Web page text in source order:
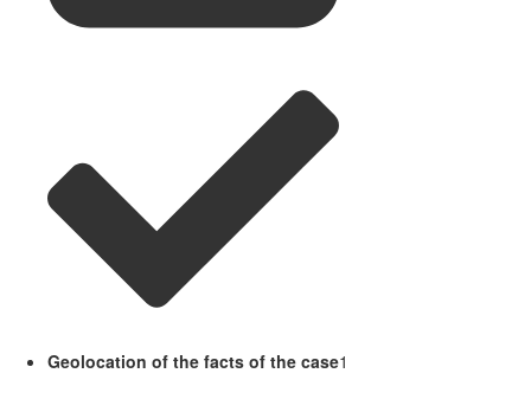
Geolocation of the facts of the case1